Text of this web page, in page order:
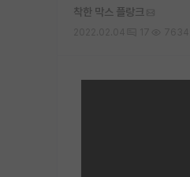
착한 막스 플랑크